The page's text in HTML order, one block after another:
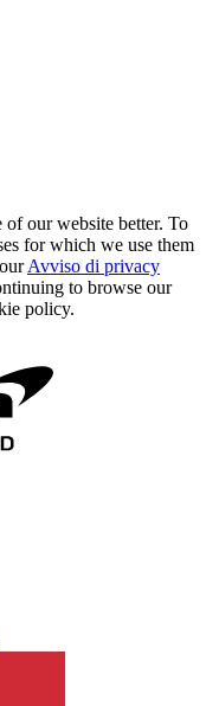
of our website better. To
for which we use them
Avviso di privacy
to browse our
policy.